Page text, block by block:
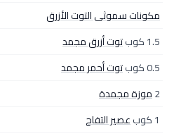
مكونات سموثى التوت الأزرق
1.5 كوب
توت أزرق مجمد
0.5 كوب
توت أحمر مجمد
2موزة مجمدة
1 كوب
عصير التفاح